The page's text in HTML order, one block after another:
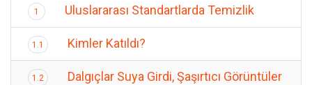
1 Uluslararası Standartlarda Temizlik
1.1 Kimler Katıldı?
1.2
Dalgıçlar Suya Girdi, Şaşırtıcı Görüntüler